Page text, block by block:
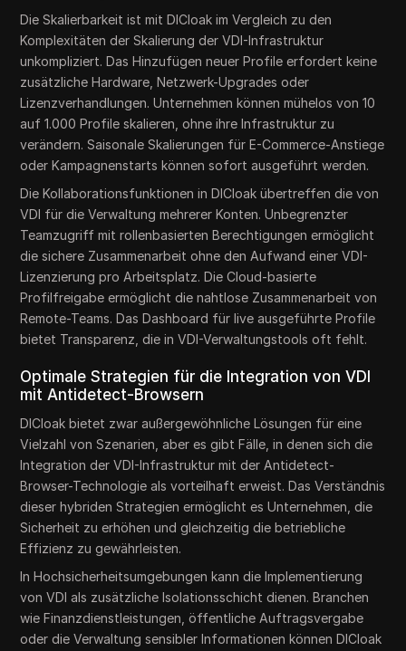
Die Skalierbarkeit ist mit DICloak im Vergleich zu den
Komplexitäten der Skalierung der VDI-Infrastruktur
unkompliziert. Das Hinzufügen neuer Profile erfordert keine
zusätzliche Hardware, Netzwerk-Upgrades oder
Lizenzverhandlungen. Unternehmen können mühelos von 10
auf 1.000 Profile skalieren, ohne ihre Infrastruktur zu
verändern. Saisonale Skalierungen für E-Commerce-Anstiege
oder Kampagnenstarts können sofort ausgeführt werden.
Die Kollaborationsfunktionen in DICloak übertreffen die von
VDI für die Verwaltung mehrerer Konten. Unbegrenzter
Teamzugriff mit rollenbasierten Berechtigungen ermöglicht
die sichere Zusammenarbeit ohne den Aufwand einer VDI-
Lizenzierung pro Arbeitsplatz. Die Cloud-basierte
Profilfreigabe ermöglicht die nahtlose Zusammenarbeit von
Remote-Teams. Das Dashboard für live ausgeführte Profile
bietet Transparenz, die in VDI-Verwaltungstools oft fehlt.
Optimale Strategien für die Integration von VDI
mit Antidetect-Browsern
DICloak bietet zwar außergewöhnliche Lösungen für eine
Vielzahl von Szenarien, aber es gibt Fälle, in denen sich die
Integration der VDI-Infrastruktur mit der Antidetect-
Browser-Technologie als vorteilhaft erweist. Das Verständnis
dieser hybriden Strategien ermöglicht es Unternehmen, die
Sicherheit zu erhöhen und gleichzeitig die betriebliche
Effizienz zu gewährleisten.
In Hochsicherheitsumgebungen kann die Implementierung
von VDI als zusätzliche Isolationsschicht dienen. Branchen
wie Finanzdienstleistungen, öffentliche Auftragsvergabe
oder die Verwaltung sensibler Informationen können DICloak